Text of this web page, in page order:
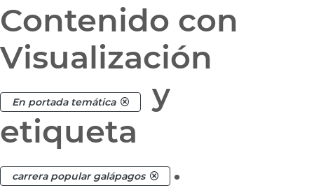
Contenido con
Visualización
En portada temática
y
etiqueta
carrera popular galápagos .